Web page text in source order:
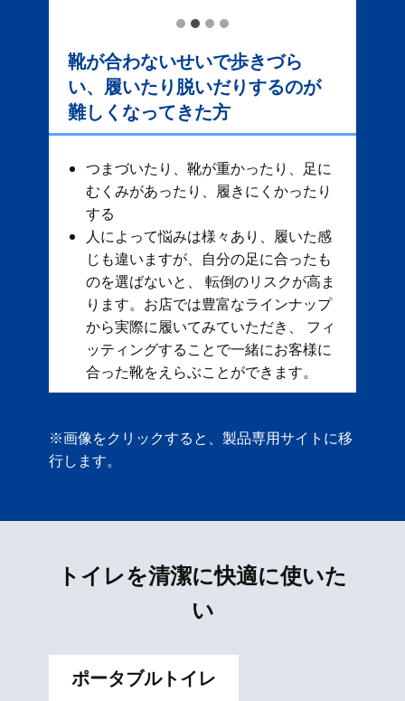
靴が合わないせいで歩きづら
い、履いたり脱いだりするのが
難しくなってきた方
つまづいたり、靴が重かったり、足に
むくみがあったり、履きにくかったり
する
人によって悩みは様々あり、履いた感
じも違いますが、自分の足に合ったも
のを選ばないと、 転倒のリスクが高ま
ります。お店では豊富なラインナップ
から実際に履いてみていただき、 フィ
ッティングすることで一緒にお客様に
合った靴をえらぶことができます。
※画像をクリックすると、製品専用サイトに移
行します。
トイレを清潔に快適に使いた
い
ポータブルトイレ